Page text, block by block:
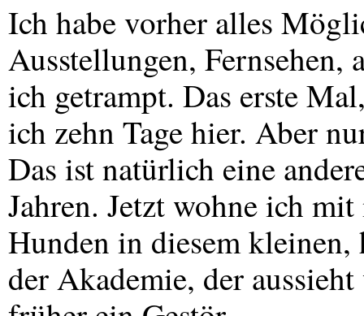
Ich habe vorher alles
Ausstellungen, Fernsehen,
ich getrampt. Das erste
ich zehn Tage hier. Aber
Das ist natürlich eine
Jahren. Jetzt wohne ich
Hunden in diesem
der Akademie, der